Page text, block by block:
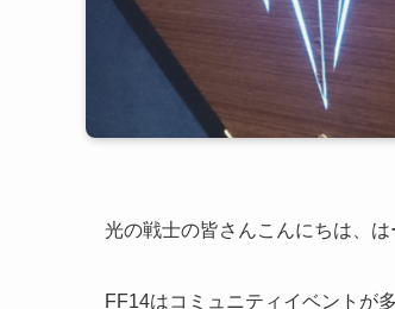
光の戦士の皆さんこんにちは、は
FF14はコミュニティイベントが